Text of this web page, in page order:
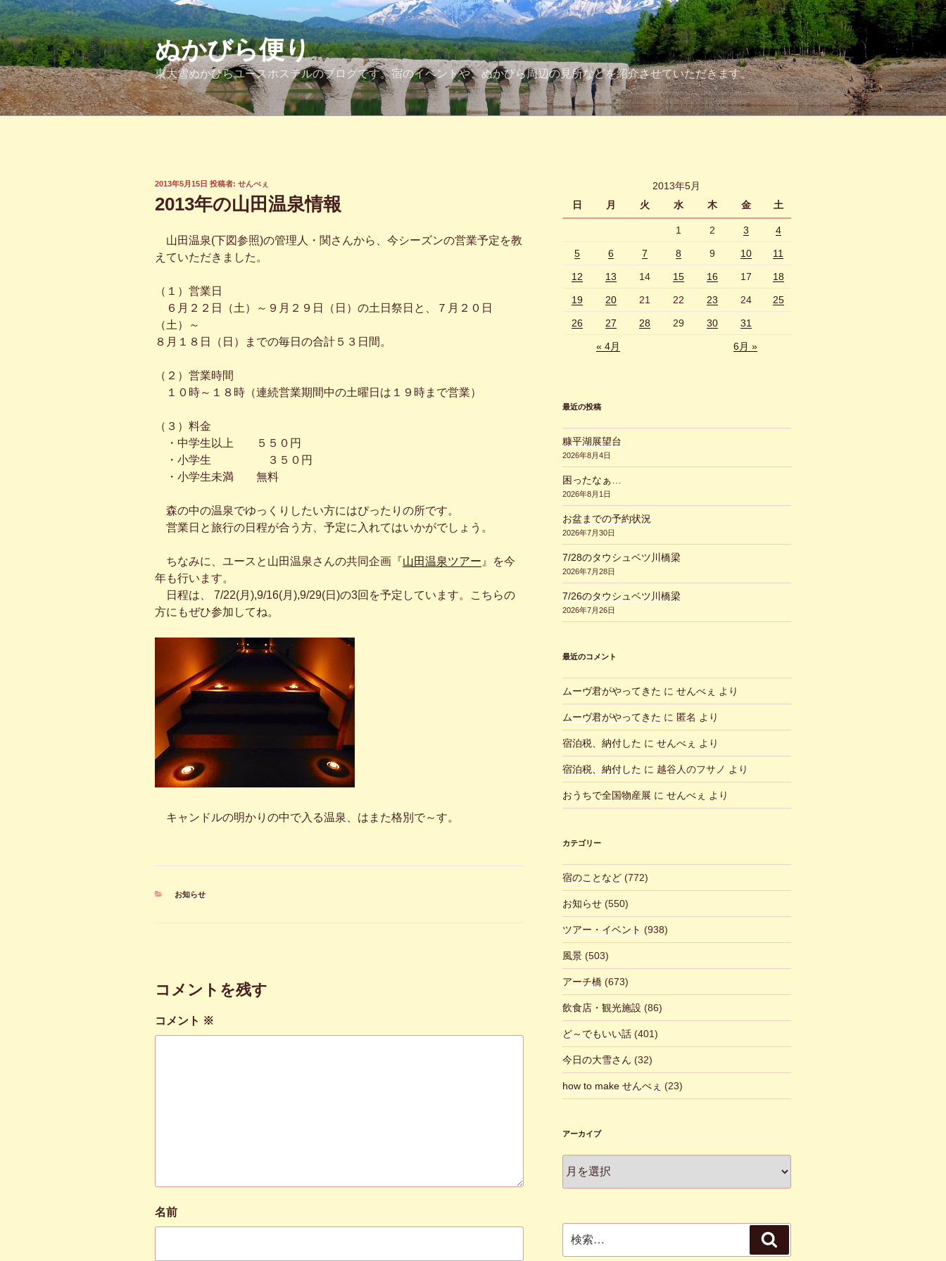
コ
ン
テ
ン
ツ
へ
ス
ぬかびら便り
東大雪ぬかびらユースホステルのブログです。宿のイベントや、ぬかびら周辺の見所などを紹介させていただきます。
投
日:
2013年5月15日 投稿者: せんべぇ
2013年の山田温泉情報
山田温泉(下図参照)の管理人・関さんから、今シーズンの営業予定を教
えていただきました。
（１）営業日
６月２２日（土）～９月２９日（日）の土日祭日と、７月２０日
（土）～
８月１８日（日）までの毎日の合計５３日間。
（２）営業時間
１０時～１８時（連続営業期間中の土曜日は１９時まで営業）
（３）料金
・中学生以上 ５５０円
・小学生 ３５０円
・小学生未満 無料
森の中の温泉でゆっくりしたい方にはぴったりの所です。
営業日と旅行の日程が合う方、予定に入れてはいかがでしょう。
ちなみに、ユースと山田温泉さんの共同企画『山田温泉ツアー 』を今
年も行います。
日程は、 7/22(月),9/16(月),9/29(日)の3回を予定しています。こちらの
方にもぜひ参加してね。
キャンドルの明かりの中で入る温泉、はまた格別で～す。
カ
お知らせ
コメントを残す
コメント ※
名前
2013年5月
日
月 火 水 木 金 土
1 2 3 4
5 6 7 8 9 10 11
12 13 14 15 16 17 18
19 20 21 22 23 24 25
26 27 28 29 30 31
« 4月 6月 »
最近の投稿
糠平湖展望台
2026年8月4日
困ったなぁ…
2026年8月1日
お盆までの予約状況
2026年7月30日
7/28のタウシュベツ川橋梁
2026年7月28日
7/26のタウシュベツ川橋梁
2026年7月26日
最近のコメント
ムーヴ君がやってきた に せんべぇ より
ムーヴ君がやってきた に 匿名 より
宿泊税、納付した に せんべぇ より
宿泊税、納付した に 越谷人のフサノ より
おうちで全国物産展 に せんべぇ より
カテゴリー
宿のことなど(772)
お知らせ(550)
ツアー・イベント (938)
風景(503)
アーチ橋(673)
飲食店・観光施設 (86)
ど～でもいい話(401)
今日の大雪さん (32)
how to make せんべぇ (23)
アーカイブ
ー
ブ
索:
索